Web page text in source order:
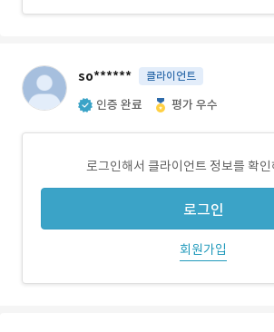
so****** 클라이언트
인증 완료 평가 우수
로그인해서 클라이언트 정보를 확
로그인
회원가입